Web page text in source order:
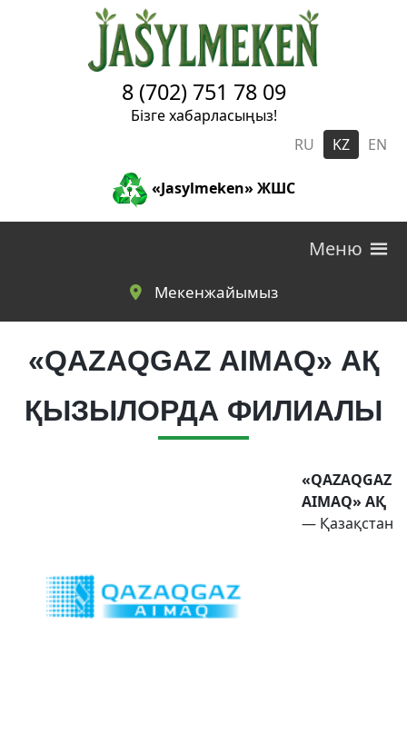
Skip to main content
8 (702) 751 78 09
Бізге хабарласыңыз!
RU
KZ EN
«Jasylmeken» ЖШС
Меню
Мекенжайымыз
«QAZAQGAZ AIMAQ» АҚ
ҚЫЗЫЛОРДА ФИЛИАЛЫ
«QAZAQGAZ
AIMAQ» АҚ
— Қазақстан